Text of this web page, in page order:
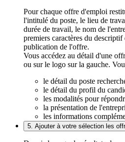
Pour chaque offre d'emploi
l'intitulé du poste, le lieu de
durée de travail, le nom de
premiers caractères du descriptif
publication de l'offre.
Vous accédez au détail d'une
ou sur le logo sur la gauche.
le détail du poste
le détail du profil du
les modalités pour
la présentation de
les informations
5. Ajouter à votre sélection les